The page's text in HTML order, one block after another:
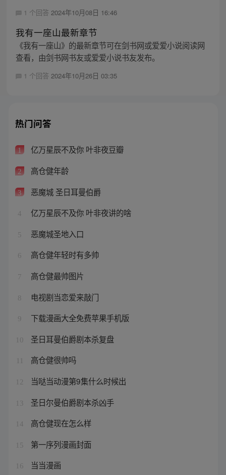
1 个回答 2024年10月08日 16:46
我有一座山最新章节
《我有一座山》的最新章节可在剑书网或爱爱小说阅读网
查看，由剑书网书友或爱爱小说书友发布。
1 个回答 2024年10月26日 03:35
热门问答
1 亿万星辰不及你 叶非夜豆瓣
2 高仓健年龄
3 恶魔城 圣日耳曼伯爵
4 亿万星辰不及你 叶非夜讲的啥
5 恶魔城圣地入口
6 高仓健年轻时有多帅
7 高仓健最帅图片
8 电视剧当恋爱来敲门
9 下载漫画大全免费苹果手机版
10 圣日耳曼伯爵剧本杀复盘
高仓健很帅吗
12 当哒当动漫第9集什么时候出
13 圣日尔曼伯爵剧本杀凶手
14 高仓健现在怎么样
15 第一序列漫画封面
16 当当漫画